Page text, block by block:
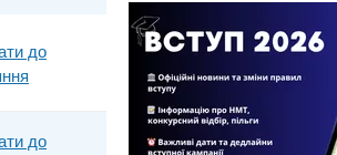
до
до